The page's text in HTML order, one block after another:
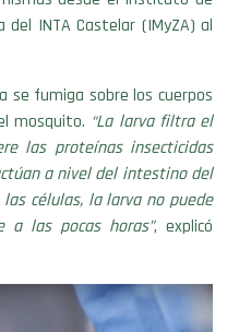
del INTA Castelar (IMyZA) al
se fumiga sobre los cuerpos
mosquito. “La larva filtra el
las proteínas insecticidas
a nivel del intestino del
células, la larva no puede
a las pocas horas”, explicó